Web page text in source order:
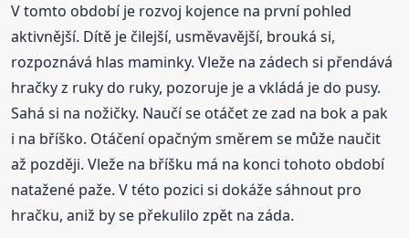
V tomto období je rozvoj kojence na první pohled
aktivnější. Dítě je čilejší, usměvavější, brouká si,
rozpoznává hlas maminky. Vleže na zádech si přendává
hračky z ruky do ruky, pozoruje je a vkládá je do pusy.
Sahá si na nožičky. Naučí se otáčet ze zad na bok a pak
i na bříško. Otáčení opačným směrem se může naučit
až později. Vleže na bříšku má na konci tohoto období
natažené paže. V této pozici si dokáže sáhnout pro
hračku, aniž by se překulilo zpět na záda.